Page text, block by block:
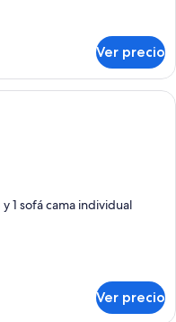
Ver precio
moderno con una
1 sofá cama individual
Ver precio